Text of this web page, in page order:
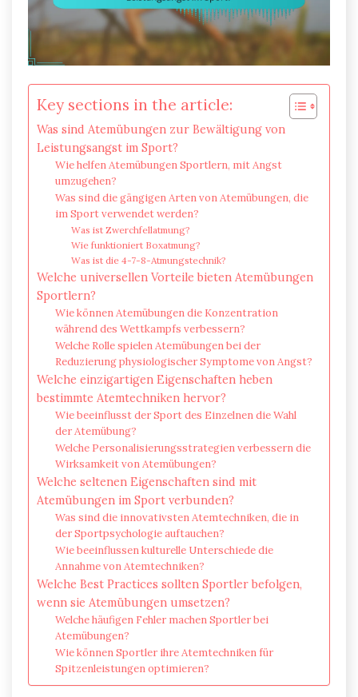
Key sections in the article:
Was sind Atemübungen zur Bewältigung von
Leistungsangst im Sport?
Wie helfen Atemübungen Sportlern, mit Angst
umzugehen?
Was sind die gängigen Arten von Atemübungen, die
im Sport verwendet werden?
Was ist Zwerchfellatmung?
Wie funktioniert Boxatmung?
Was ist die 4-7-8-Atmungstechnik?
Welche universellen Vorteile bieten Atemübungen
Sportlern?
Wie können Atemübungen die Konzentration
während des Wettkampfs verbessern?
Welche Rolle spielen Atemübungen bei der
Reduzierung physiologischer Symptome von Angst?
Welche einzigartigen Eigenschaften heben
bestimmte Atemtechniken hervor?
Wie beeinflusst der Sport des Einzelnen die Wahl
der Atemübung?
Welche Personalisierungsstrategien verbessern die
Wirksamkeit von Atemübungen?
Welche seltenen Eigenschaften sind mit
Atemübungen im Sport verbunden?
Was sind die innovativsten Atemtechniken, die in
der Sportpsychologie auftauchen?
Wie beeinflussen kulturelle Unterschiede die
Annahme von Atemtechniken?
Welche Best Practices sollten Sportler befolgen,
wenn sie Atemübungen umsetzen?
Welche häufigen Fehler machen Sportler bei
Atemübungen?
Wie können Sportler ihre Atemtechniken für
Spitzenleistungen optimieren?